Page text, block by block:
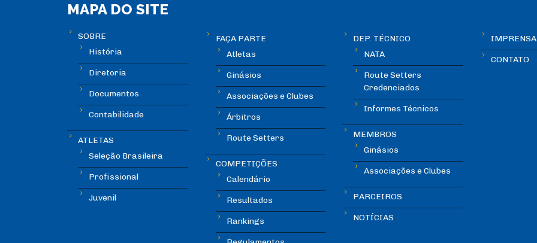
MAPA DO SITE
SOBRE
História
Diretoria
Documentos
Contabilidade
ATLETAS
Seleção Brasileira
Profissional
Juvenil
FAÇA PARTE
Atletas
Ginásios
Associações e Clubes
Árbitros
Route Setters
COMPETIÇÕES
Calendário
Resultados
Rankings
DEP. TÉCNICO
NATA
Route Setters
Credenciados
Informes Técnicos
MEMBROS
Ginásios
Associações e Clubes
PARCEIROS
NOTÍCIAS
IMPRENSA
CONTATO